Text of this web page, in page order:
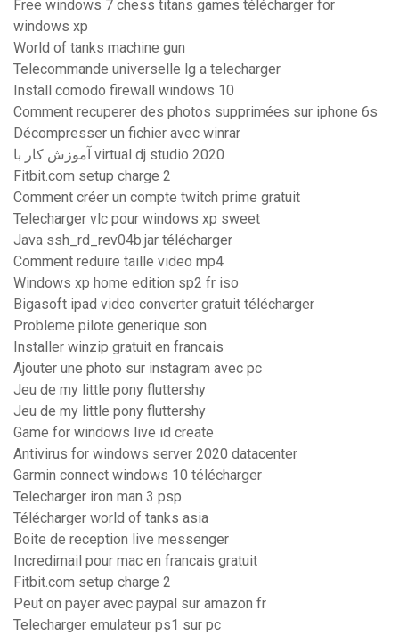
Free windows 7 chess titans games télécharger for
windows xp
World of tanks machine gun
Telecommande universelle lg a telecharger
Install comodo firewall windows 10
Comment recuperer des photos supprimées sur iphone 6s
Décompresser un fichier avec winrar
آموزش کار با virtual dj studio 2020
Fitbit.com setup charge 2
Comment créer un compte twitch prime gratuit
Telecharger vlc pour windows xp sweet
Java ssh_rd_rev04b.jar télécharger
Comment reduire taille video mp4
Windows xp home edition sp2 fr iso
Bigasoft ipad video converter gratuit télécharger
Probleme pilote generique son
Installer winzip gratuit en francais
Ajouter une photo sur instagram avec pc
Jeu de my little pony fluttershy
Jeu de my little pony fluttershy
Game for windows live id create
Antivirus for windows server 2020 datacenter
Garmin connect windows 10 télécharger
Telecharger iron man 3 psp
Télécharger world of tanks asia
Boite de reception live messenger
Incredimail pour mac en francais gratuit
Fitbit.com setup charge 2
Peut on payer avec paypal sur amazon fr
Telecharger emulateur ps1 sur pc